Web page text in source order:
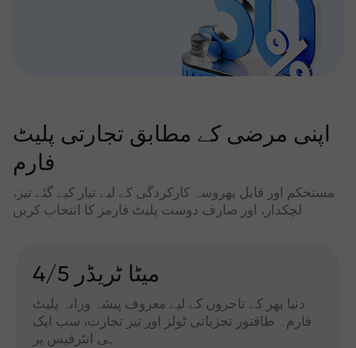
اپنی مرضی کے مطابق تجارتی پلیٹ
فارم
مستحکم اور قابل بھروسہ کارکردگی کے لیے تیار کیے گئے تیز،
لچکدار، اور صارف دوست پلیٹ فارمز کا انتخاب کریں
میٹا ٹریڈر 4/5
دنیا بھر کے تاجروں کے لیے معروف پیشہ ورانہ پلیٹ
فارم۔ طاقتور تجزیاتی ٹولز اور تیز تجارت، سب ایک
ہی انٹرفیس پر